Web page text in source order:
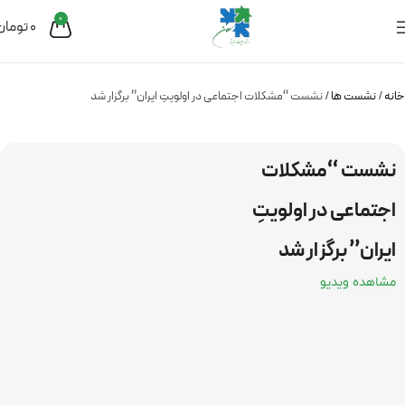
0
0
خانه نشست ها نشست “مشکلات اجتماعی در اولویتِ ایران” برگزار شد
نشست “مشکلات
اجتماعی در اولویتِ
ایران” برگزار شد
مشاهده ویدیو